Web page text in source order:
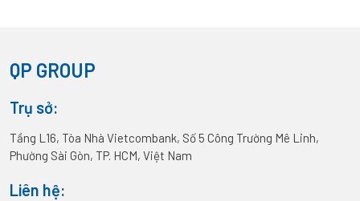
QP GROUP
Trụ sở:
Tầng L16, Tòa Nhà Vietcombank, Số 5 Công Trường Mê Linh,
Phường Sài Gòn, TP. HCM, Việt Nam
Liên hệ: